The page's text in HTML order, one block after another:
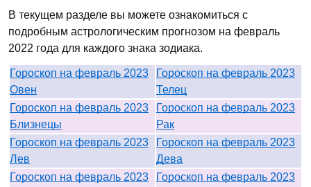
В текущем разделе вы можете ознакомиться с
подробным астрологическим прогнозом на февраль
2022 года для каждого знака зодиака.
Гороскоп на февраль 2023
Овен
Гороскоп на февраль 2023
Телец
Гороскоп на февраль 2023
Близнецы
Гороскоп на февраль 2023
Рак
Гороскоп на февраль 2023
Лев
Гороскоп на февраль 2023
Дева
Гороскоп на февраль 2023
Гороскоп на февраль 2023